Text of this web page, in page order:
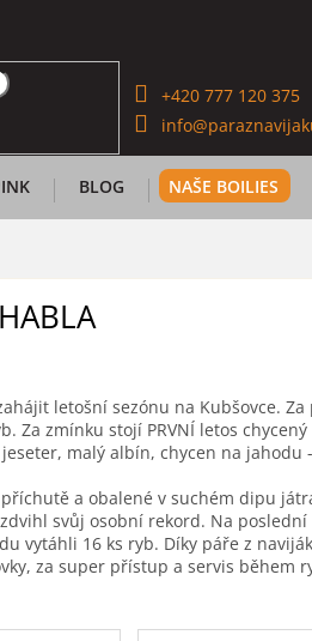
+420 777 120 375
BLOG NAŠE BOILIES
letošní sezónu na Kubšovce.
Za zmínku stojí PRVNÍ letos chycený
malý albín, chycen na jahodu
a obalené v suchém dipu
svůj osobní rekord. Na
vytáhli 16 ks ryb. Díky páře z
za super přístup a servis během